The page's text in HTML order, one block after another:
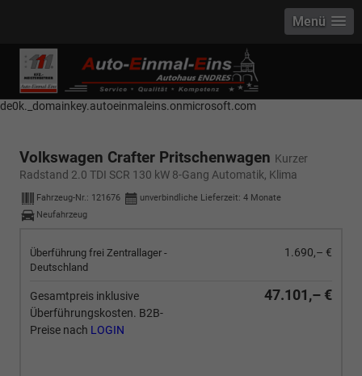
------------ Host Name : selector1._domainkey Points to address or value:
selector1-aee-de0k._domainkey.autoeinmaleins.onmicrosoft.com Host
Name : selector2._domainkey Points to address or value: selector2-aee-
de0k._domainkey.autoeinmaleins.onmicrosoft.com
Menü
Volkswagen Crafter Pritschenwagen Kurzer
Radstand 2.0 TDI SCR 130 kW 8-Gang Automatik, Klima
Fahrzeug-Nr.: 121676 unverbindliche Lieferzeit: 4 Monate
Neufahrzeug
Überführung frei Zentrallager -
Deutschland
1.690,– €
Gesamtpreis inklusive
Überführungskosten. B2B-
Preise nach LOGIN
47.101,– €